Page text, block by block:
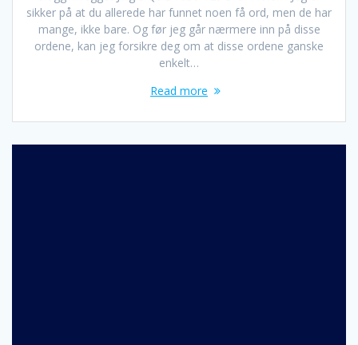
sikker på at du allerede har funnet noen få ord, men de har
mange, ikke bare. Og før jeg går nærmere inn på disse
ordene, kan jeg forsikre deg om at disse ordene ganske
enkelt…
Read more